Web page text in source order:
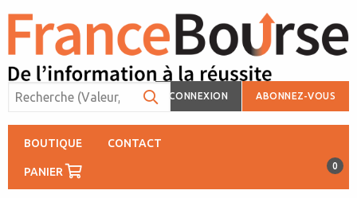
CONNEXION ABONNEZ-VOUS
BOUTIQUE CONTACT
PANIER 0